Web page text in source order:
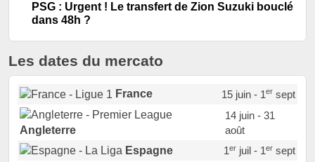
PSG : Urgent ! Le transfert de Zion Suzuki bouclé
dans 48h ?
Les dates du mercato
France 15 juin - 1ersept
Angleterre
14 juin - 31
août
Espagne
1erjuil - 1ersept